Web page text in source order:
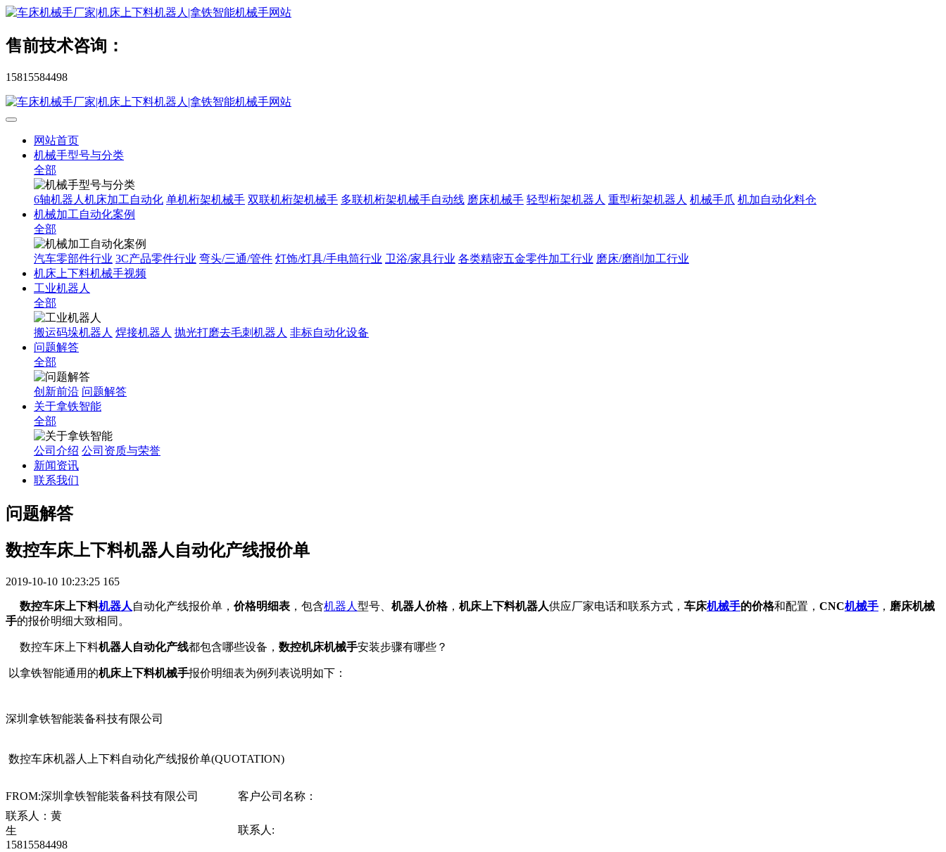
售前技术咨询：
15815584498
网站首页
机械手型号与分类
全部
6轴机器人机床加工自动化 单机桁架机械手 双联机桁架机械手 多联机桁架机械手自动线 磨床机械手 轻型桁架机器人 重型桁架机器人 机械手爪 机加自动化料仓
机械加工自动化案例
全部
汽车零部件行业 3C产品零件行业 弯头/三通/管件 灯饰/灯具/手电筒行业 卫浴/家具行业 各类精密五金零件加工行业 磨床/磨削加工行业
机床上下料机械手视频
工业机器人
全部
搬运码垛机器人 焊接机器人 抛光打磨去毛刺机器人 非标自动化设备
问题解答
全部
创新前沿 问题解答
关于拿铁智能
全部
公司介绍 公司资质与荣誉
新闻资讯
联系我们
问题解答
数控车床上下料机器人自动化产线报价单
2019-10-10 10:23:25 165
数控车床上下料机器人 自动化产线报价单， 价格明细表 ，包含机器人 型号、 机器人价格， 机床上下料机器人供应厂家电话和联系方式， 车床机械手的价格和配置， CNC机械手 ， 磨床机械
手的报价明细大致相同。
数控车床上下料机器人自动化产线都包含哪些设备， 数控机床机械手安装步骤有哪些？
以拿铁智能通用的机床上下料机械手报价明细表为例列表说明如下：
深圳拿铁智能装备科技有限公司
数控车床机器人上下料自动化产线报价单(QUOTATION)
FROM:深圳拿铁智能装备科技有限公司
客户公司名称：
联系人：黄
生
15815584498
联系人: